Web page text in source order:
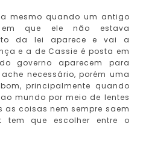
mesmo quando um antigo
que ele não estava
da lei aparece e vai a
e a de Cassie é posta em
governo aparecem para
necessário, porém uma
principalmente quando
mundo por meio de lentes
coisas nem sempre saem
tem que escolher entre o